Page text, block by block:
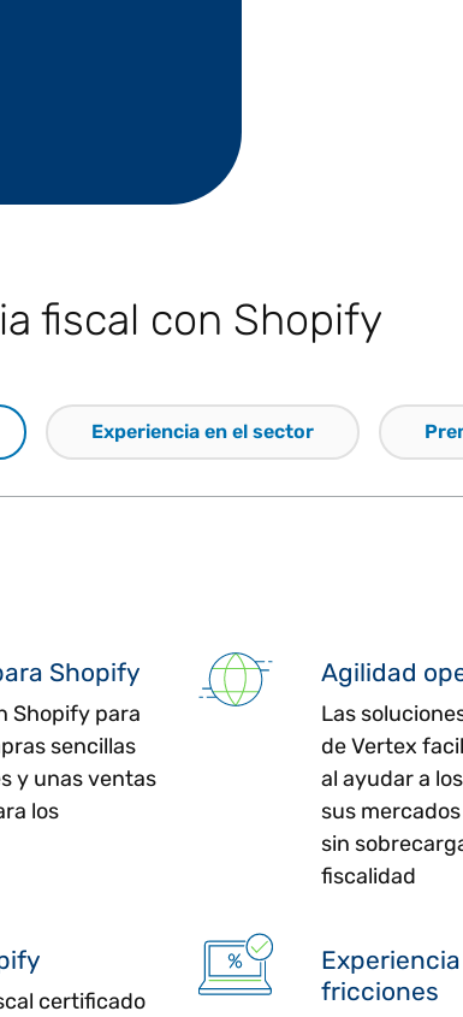
fiscal con Shopify
Experiencia en el sector
Shopify
Shopify para
sencillas
y unas ventas
los
Agilidad
Las
de Vertex
al ayudar a
sus
sin
fiscalidad
certificado
fricciones